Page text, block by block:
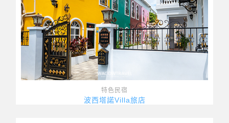
特色民宿
波西塔諾Villa旅店